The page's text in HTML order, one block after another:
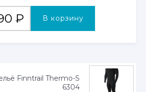
₽ В корзину
Finntrail Thermo-S
6304